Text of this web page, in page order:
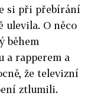
si při přebírání
ulevila. O něco
během
a rapperem a
že televizní
ztlumili.